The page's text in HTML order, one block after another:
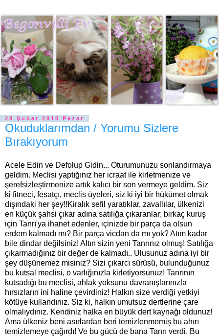
28 Şubat 2010 Pazar
Okuduklarımdan / Yorumu Sizlere
Bırakıyorum
Acele Edin ve Defolup Gidin... Oturumunuzu sonlandırmaya
geldim. Meclisi yaptığınız her icraat ile kirletmenize ve
şerefsizleştirmenize artık kalıcı bir son vermeye geldim. Siz
ki fitneci, fesatçı, meclis üyeleri, siz ki iyi bir hükümet olmak
dışındaki her şey!!Kiralık sefil yaratıklar, zavallılar, ülkenizi
en küçük şahsi çıkar adına satılığa çıkaranlar; birkaç kuruş
için Tanrı'ya ihanet edenler, içinizde bir parça da olsun
erdem kalmadı mı? Bir parça vicdan da mı yok? Atım kadar
bile dindar değilsiniz! Altın sizin yeni Tanrınız olmuş! Satılığa
çıkarmadığınız bir değer de kalmadı.. Ulusunuz adına iyi bir
şey düşünemez misiniz? Sizi çıkarcı sürüsü, bulunduğunuz
bu kutsal meclisi, o varlığınızla kirletiyorsunuz! Tanrının
kutsadığı bu meclisi, ahlak yoksunu davranışlarınızla
hırsızların ini haline çevirdiniz! Halkın size verdiği yetkiyi
kötüye kullandınız. Siz ki, halkın umutsuz dertlerine çare
olmalıydınız. Kendiniz halka en büyük dert kaynağı oldunuz!
Ama ülkeniz beni asırlardan beri temizlenmemiş bu ahırı
temizlemeye çağırdı! Ve bu gücü de bana Tanrı verdi. Bu